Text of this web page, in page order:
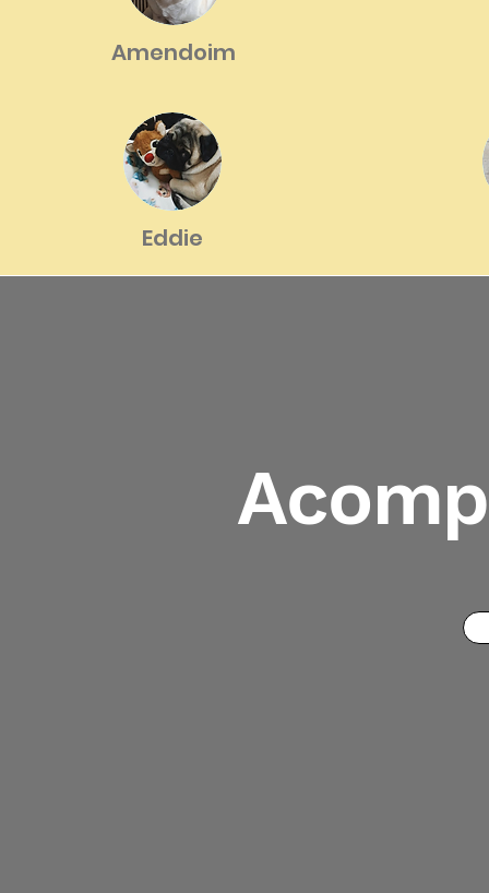
Amendoim
Eddie